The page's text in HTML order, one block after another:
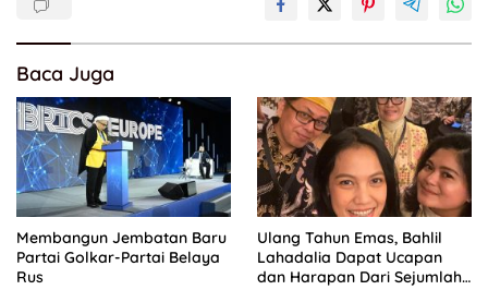
Baca Juga
Membangun Jembatan Baru
Partai Golkar-Partai Belaya
Rus
Ulang Tahun Emas, Bahlil
Lahadalia Dapat Ucapan
dan Harapan Dari Sejumlah